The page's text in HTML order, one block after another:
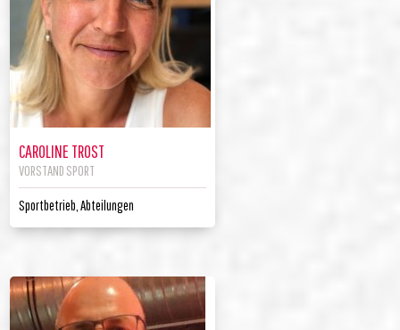
CAROLINE TROST
VORSTAND SPORT
Sportbetrieb, Abteilungen